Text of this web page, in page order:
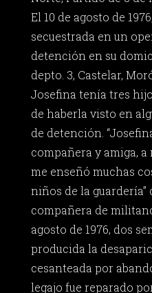
El 10 de agosto de
secuestrada en un
detención en su
depto. 3, Castelar,
Josefina tenía tres
de haberla visto en
de detención.
compañera y amiga,
me enseñó muchas
niños de la guardería”
compañera de
agosto de 1976, dos
producida la
cesanteada por
legajo fue reparado